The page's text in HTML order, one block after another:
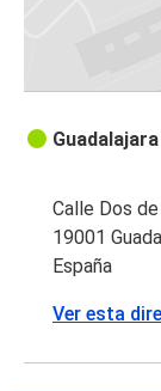
Calle Dos
19001
España
Ver esta